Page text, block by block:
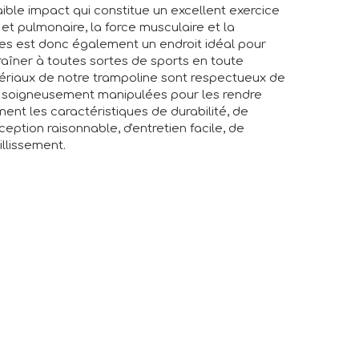
impact qui constitue un excellent exercice
pulmonaire, la force musculaire et la
est donc également un endroit idéal pour
à toutes sortes de sports en toute
de notre trampoline sont respectueux de
manipulées pour les rendre
les caractéristiques de durabilité, de
raisonnable, d'entretien facile, de